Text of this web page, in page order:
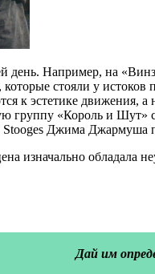
день. Например, на
стояли у
к эстетике
«Король и Шут»
Джима Джармуша
изначально обладала
Дай им